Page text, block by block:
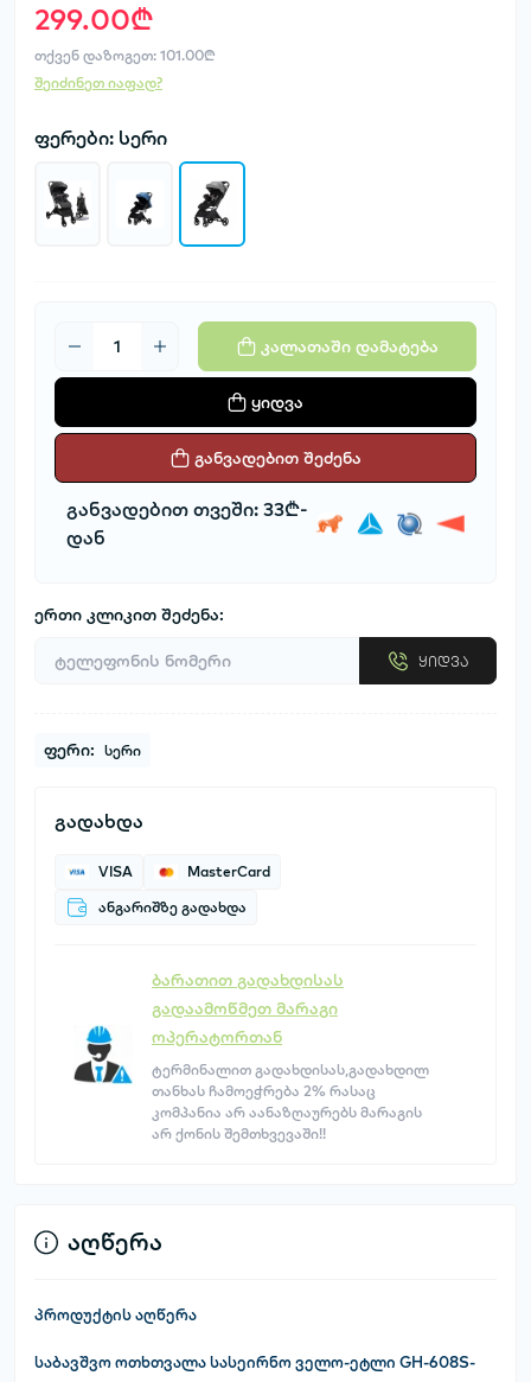
299.00₾
თქვენ დაზოგეთ: 101.00₾
შეიძინეთ იაფად?
ფერები: სერი
კალათაში დამატება
ყიდვა
განვადებით შეძენა
განვადებით თვეში: 33₾-
დან
ერთი კლიკით შეძენა:
ყიდვა
ფერი: სერი
გადახდა
VISA
MasterCard
ანგარიშზე გადახდა
ბარათით გადახდისას
გადაამოწმეთ მარაგი
ოპერატორთან
ტერმინალით გადახდისას,გადახდილ
თანხას ჩამოეჭრება 2% რასაც
კომპანია არ აანაზღაურებს მარაგის
არ ქონის შემთხვევაში!!
აღწერა
პროდუქტის აღწერა
საბავშვო ოთხთვალა სასეირნო ველო-ეტლი GH-608S-